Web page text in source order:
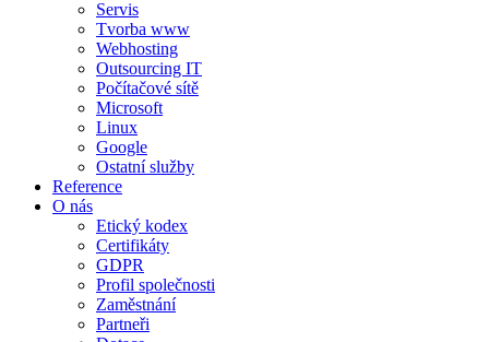
Servis
Tvorba www
Webhosting
Outsourcing IT
Počítačové sítě
Microsoft
Linux
Google
Ostatní služby
Reference
O nás
Etický kodex
Certifikáty
GDPR
Profil společnosti
Zaměstnání
Partneři